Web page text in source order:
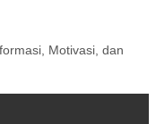
Motivasi, dan